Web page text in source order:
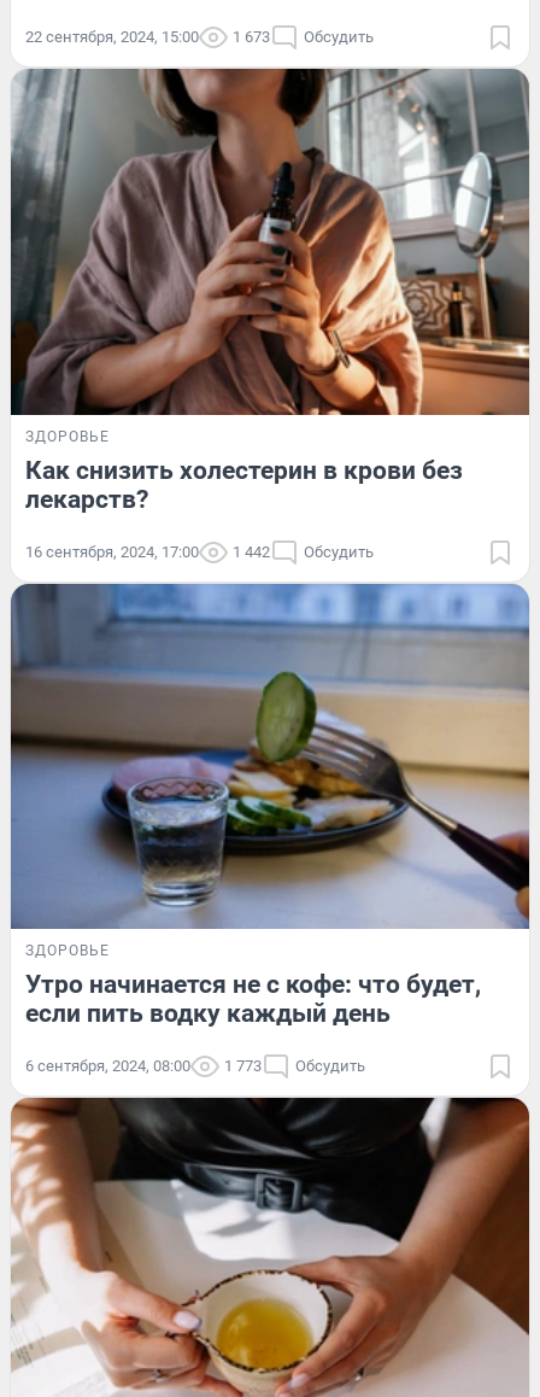
22 сентября, 2024, 15:00 1 673 Обсудить
ЗДОРОВЬЕ
Как снизить холестерин в крови без
лекарств?
16 сентября, 2024, 17:00 1 442 Обсудить
ЗДОРОВЬЕ
Утро начинается не с кофе: что будет,
если пить водку каждый день
6 сентября, 2024, 08:00 1 773 Обсудить